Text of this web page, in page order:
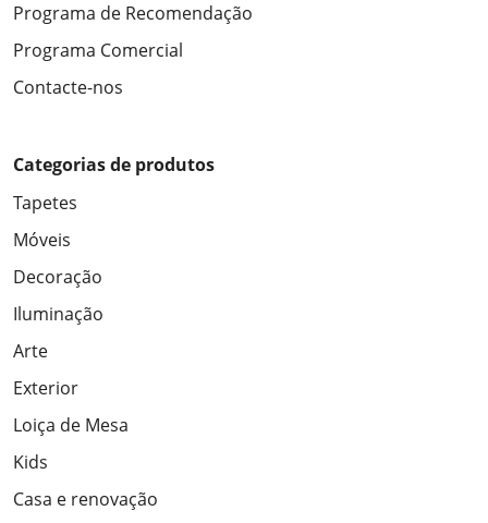
Programa de Recomendação
Programa Comercial
Contacte-nos
Categorias de produtos
Tapetes
Móveis
Decoração
Iluminação
Arte
Exterior
Loiça de Mesa
Kids
Casa e renovação